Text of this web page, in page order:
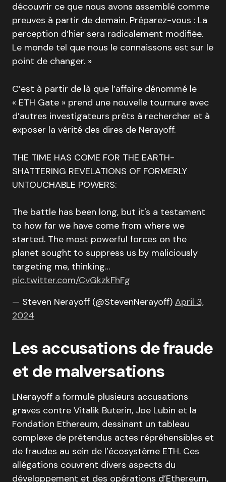
découvrir ce que nous avons assemblé comme
preuves à partir de demain. Préparez-vous : La
perception d’hier sera radicalement modifiée.
Le monde tel que nous le connaissons est sur le
point de changer. »
C’est à partir de là que l’affaire dénommé le
« ETH Gate » prend une nouvelle tournure avec
d’autres investigateurs prêts à rechercher et à
exposer la vérité des dires de Nerayoff.
THE TIME HAS COME FOR THE EARTH-
SHATTERING REVELATIONS OF FORMERLY
UNTOUCHABLE POWERS:
The battle has been long, but it's a testament
to how far we have come from where we
started. The most powerful forces on the
planet sought to suppress us by maliciously
targeting me, thinking…
pic.twitter.com/CvGkzkFhFg
— Steven Nerayoff (@StevenNerayoff) April 3,
2024
Les accusations de fraude
et de malversations
LNerayoff a formulé plusieurs accusations
graves contre Vitalik Buterin, Joe Lubin et la
Fondation Ethereum, dessinant un tableau
complexe de prétendus actes répréhensibles et
de fraudes au sein de l’écosystème ETH. Ces
allégations couvrent divers aspects du
développement et des opérations d’Ethereum,